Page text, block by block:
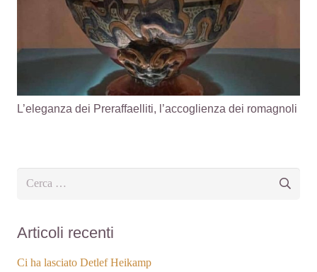
L’eleganza dei Preraffaelliti, l’accoglienza dei romagnoli
Articoli recenti
Ci ha lasciato Detlef Heikamp